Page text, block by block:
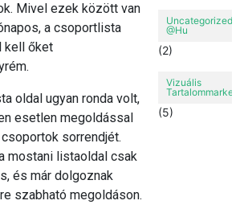
Mivel ezek között van
a csoportlista
kell őket
oldal ugyan ronda volt,
esetlen megoldással
sorrendjét.
mostani listaoldal csak
és már dolgoznak
szabható megoldáson.
Uncategorized
@hu
(2)
Vizuális
(5)